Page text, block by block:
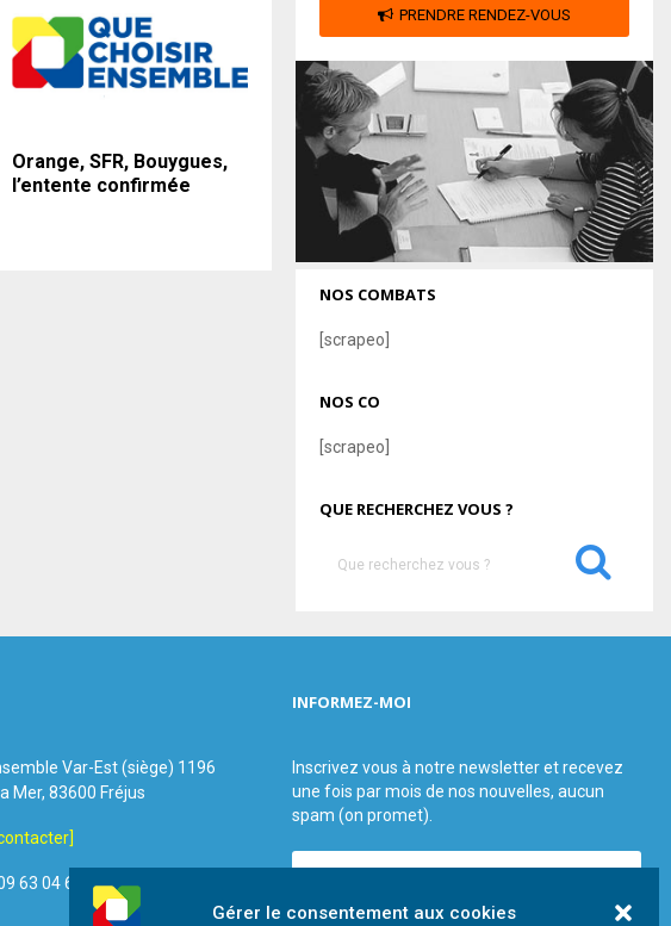
Gérer le consentement aux cookies
Orange, SFR, Bouygues,
l’entente confirmée
PRENDRE RENDEZ-VOUS
NOS COMBATS
[scrapeo]
NOS CO
[scrapeo]
QUE RECHERCHEZ VOUS ?
f
:
H
Var-Est (siège) 1196
Mer, 83600 Fréjus
63 04 60 44
INFORMEZ-MOI
Inscrivez vous à notre newsletter et recevez
une fois par mois de nos nouvelles, aucun
spam (on promet).